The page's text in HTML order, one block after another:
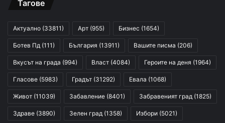
Тагове
Актуално (33811) Арт (955) Бизнес (1654)
Ботев Пд (111) България (13911) Вашите писма (206)
Вкусът на града (994) Власт (4084) Героите на деня (1964)
Гласове (5983) Градът (31292) Евала (1068)
Живот (11039) Забавление (8401) Забравеният град (1825)
Здраве (3890) Зелен град (1358) Избори (5021)